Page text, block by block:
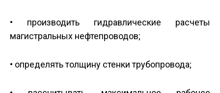
• производить гидравлические расчеты
магистральных нефтепроводов;
• определять толщину стенки трубопровода;